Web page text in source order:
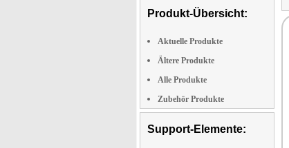
Produkt-Übersicht:
Aktuelle Produkte
Ältere Produkte
Alle Produkte
Zubehör Produkte
Support-Elemente: